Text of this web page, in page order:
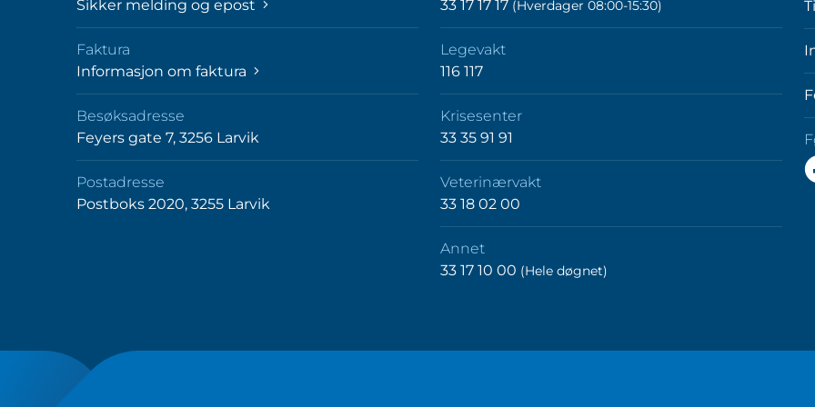
Sikker melding og epost
Faktura
Informasjon om faktura
Besøksadresse
Feyers gate 7, 3256 Larvik
Postadresse
Postboks 2020, 3255 Larvik
33 17 17 17 (Hverdager 08:00-15:30)
Legevakt
116 117
Krisesenter
33 35 91 91
Veterinærvakt
33 18 02 00
Annet
33 17 10 00 (Hele døgnet)